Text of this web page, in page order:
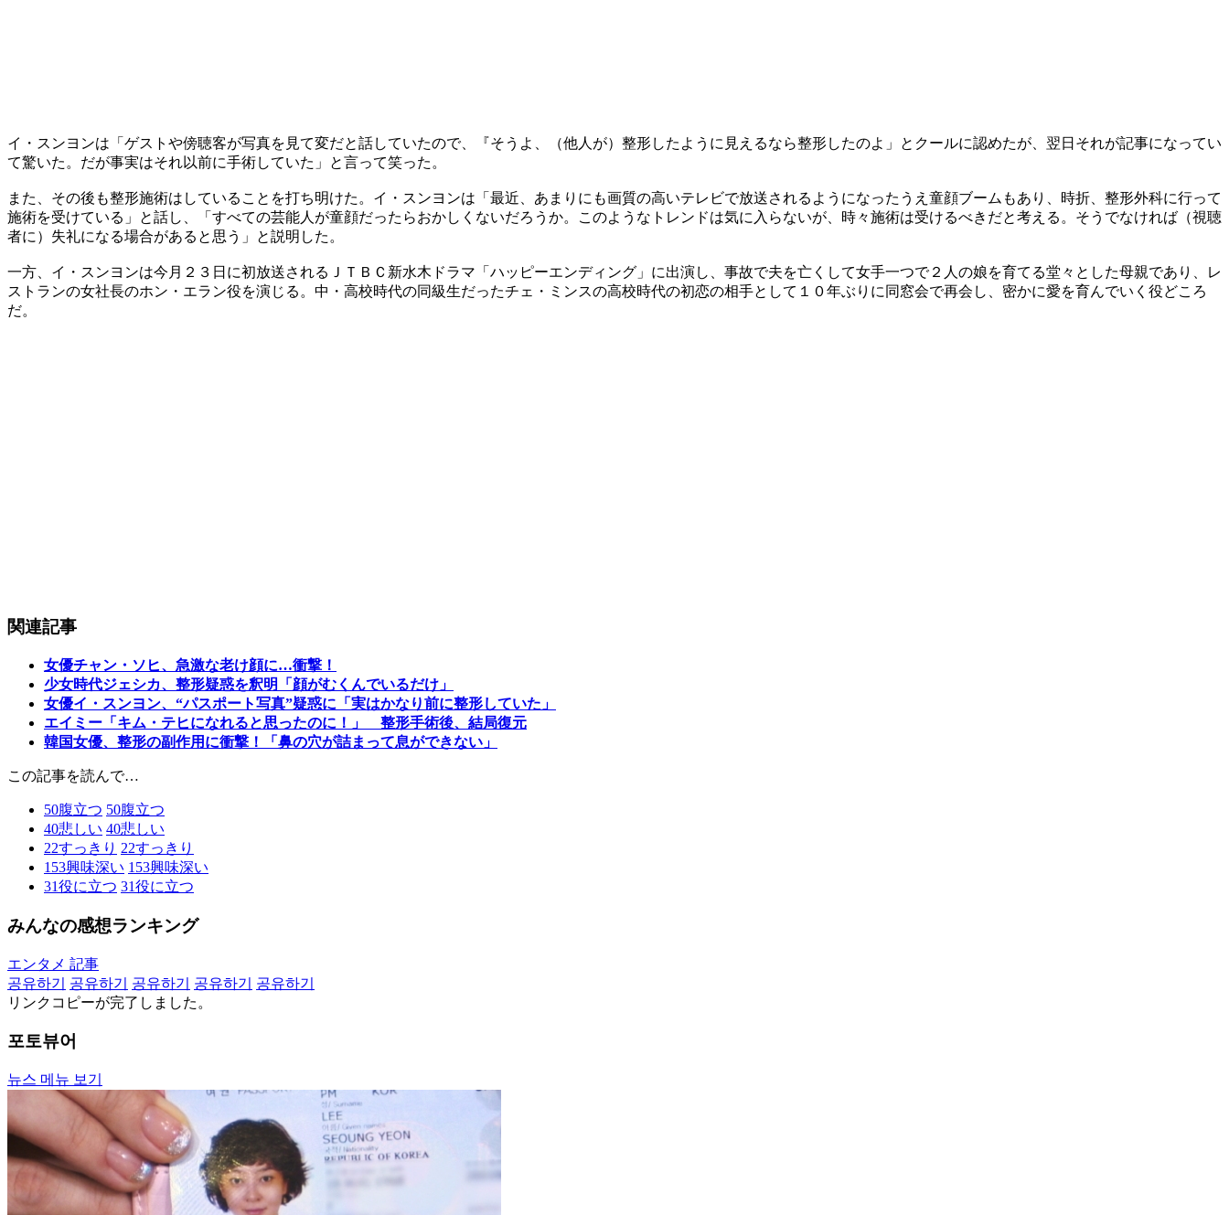
イ・スンヨンは「ゲストや傍聴客が写真を見て変だと話していたので、『そうよ、（他人が）整形したように見えるなら整形したのよ」とクールに認めたが、翌日それが記事になってい
て驚いた。だが事実はそれ以前に手術していた」と言って笑った。
また、その後も整形施術はしていることを打ち明けた。イ・スンヨンは「最近、あまりにも画質の高いテレビで放送されるようになったうえ童顔ブームもあり、時折、整形外科に行って
施術を受けている」と話し、「すべての芸能人が童顔だったらおかしくないだろうか。このようなトレンドは気に入らないが、時々施術は受けるべきだと考える。そうでなければ（視聴
者に）失礼になる場合があると思う」と説明した。
一方、イ・スンヨンは今月２３日に初放送されるＪＴＢＣ新水木ドラマ「ハッピーエンディング」に出演し、事故で夫を亡くして女手一つで２人の娘を育てる堂々とした母親であり、レ
ストランの女社長のホン・エラン役を演じる。中・高校時代の同級生だったチェ・ミンスの高校時代の初恋の相手として１０年ぶりに同窓会で再会し、密かに愛を育んでいく役どころ
だ。
関連記事
女優チャン・ソヒ、急激な老け顔に…衝撃！
少女時代ジェシカ、整形疑惑を釈明「顔がむくんでいるだけ」
女優イ・スンヨン、“パスポート写真”疑惑に「実はかなり前に整形していた」
エイミー「キム・テヒになれると思ったのに！」 整形手術後、結局復元
韓国女優、整形の副作用に衝撃！「鼻の穴が詰まって息ができない」
この記事を読んで…
50腹立つ 50腹立つ
40悲しい 40悲しい
22すっきり 22すっきり
153興味深い 153興味深い
31役に立つ 31役に立つ
みんなの感想ランキング
エンタメ 記事
공유하기
공유하기 공유하기 공유하기
공유하기
リンクコピーが完了しました。
포토뷰어
뉴스 메뉴 보기